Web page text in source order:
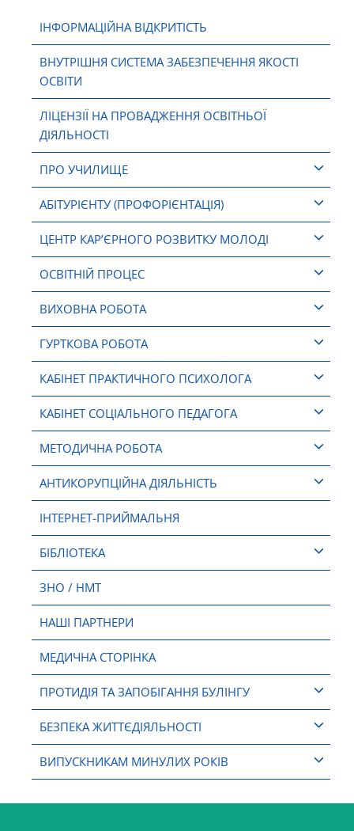
ІНФОРМАЦІЙНА ВІДКРИТІСТЬ
ВНУТРІШНЯ СИСТЕМА ЗАБЕЗПЕЧЕННЯ ЯКОСТІ
ОСВІТИ
ЛІЦЕНЗІЇ НА ПРОВАДЖЕННЯ ОСВІТНЬОЇ
ДІЯЛЬНОСТІ
ПРО УЧИЛИЩЕ
АБІТУРІЄНТУ (ПРОФОРІЄНТАЦІЯ)
ЦЕНТР КАР’ЄРНОГО РОЗВИТКУ МОЛОДІ
ОСВІТНІЙ ПРОЦЕС
ВИХОВНА РОБОТА
ГУРТКОВА РОБОТА
КАБІНЕТ ПРАКТИЧНОГО ПСИХОЛОГА
КАБІНЕТ СОЦІАЛЬНОГО ПЕДАГОГА
МЕТОДИЧНА РОБОТА
АНТИКОРУПЦІЙНА ДІЯЛЬНІСТЬ
ІНТЕРНЕТ-ПРИЙМАЛЬНЯ
БІБЛІОТЕКА
ЗНО / НМТ
НАШІ ПАРТНЕРИ
МЕДИЧНА СТОРІНКА
ПРОТИДІЯ ТА ЗАПОБІГАННЯ БУЛІНГУ
БЕЗПЕКА ЖИТТЄДІЯЛЬНОСТІ
ВИПУСКНИКАМ МИНУЛИХ РОКІВ